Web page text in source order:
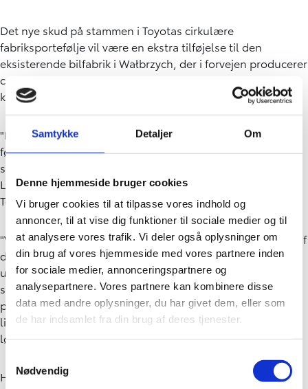
Samtykke Detaljer Om
Denne hjemmeside bruger cookies
Vi bruger cookies til at tilpasse vores indhold og
annoncer, til at vise dig funktioner til sociale medier og til
at analysere vores trafik. Vi deler også oplysninger om
din brug af vores hjemmeside med vores partnere inden
for sociale medier, annonceringspartnere og
analysepartnere. Vores partnere kan kombinere disse
data med andre oplysninger, du har givet dem, eller som
de har indsamlet fra din brug af deres tjenester.
Nødvendig
Det nye skud på stammen i Toyotas cirkulære
fabriksportefølje vil være en ekstra tilføjelse til den
eksisterende bilfabrik i Wałbrzych, der i forvejen producerer
centrale komponenter til Toyotas hybridbiler og
konventionelle biler.
"Nu åbner vi vores anden cirkulære fabrik i Europa. Den
første vi åbnede i Burnaston i England i 2025 har dannet
skole for udviklingen af cirkulære driftsprocesser," siger
Leon van der Merwe, vicedirektør for cirkulær økonomi hos
Toyota i Europa.
"Vi valgte Polen til vores anden cirkulære fabrik på grund af
det store potentiale for allerede udtjente biler, de mange
upstream- og downstream-genanvendelsesmuligheder,
samt fordi vi i forvejen har en etableret
produktionsinfrastruktur. Vi planlægger yderligere
lignende investeringer på andre europæiske markeder i
løbet af de kommende år," afslører han.
Hos Toyota er cirkularitet både en genvej til og en